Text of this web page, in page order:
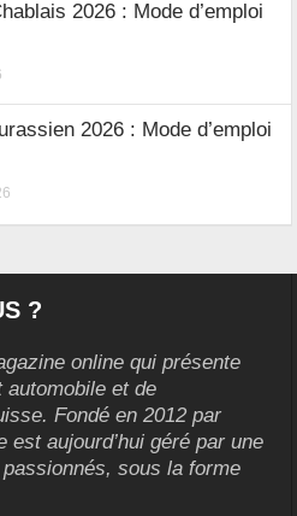
2026 : Mode d’emploi
2026 : Mode d’emploi
?
online qui présente
automobile et de
Fondé en 2012 par
est aujourd’hui géré par une
passionnés, sous la forme